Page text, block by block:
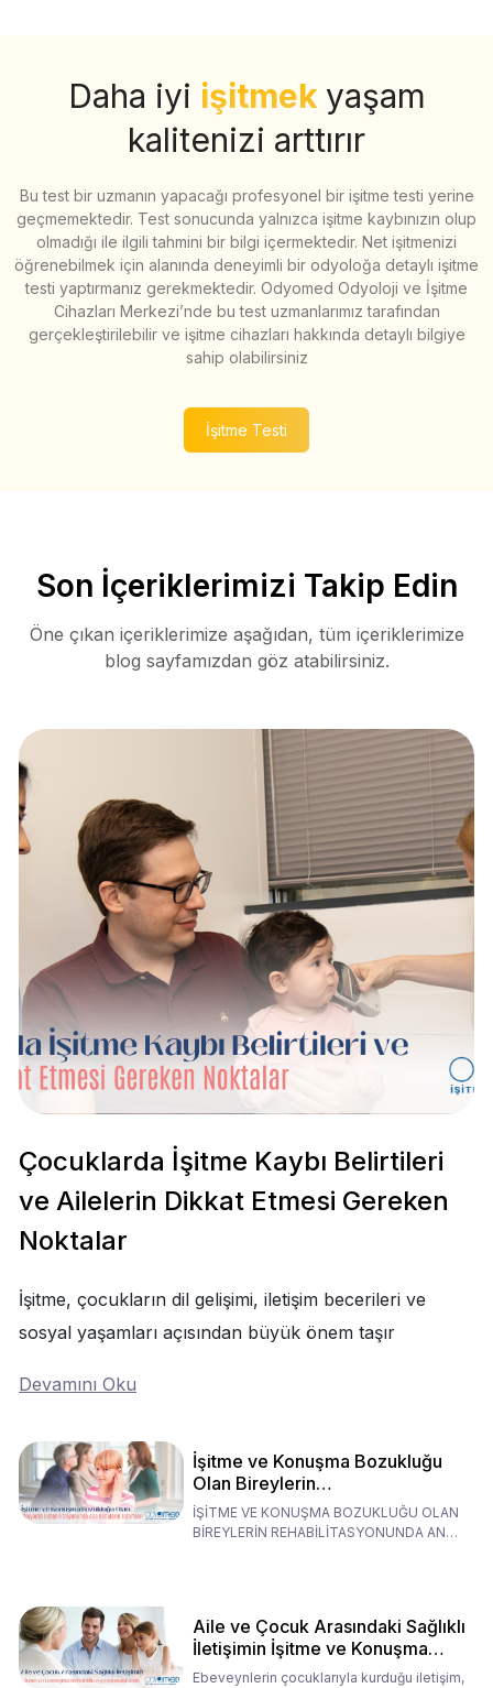
Daha iyi işitmek yaşam
kalitenizi arttırır
Bu test bir uzmanın yapacağı profesyonel bir işitme testi yerine
geçmemektedir. Test sonucunda yalnızca işitme kaybınızın olup
olmadığı ile ilgili tahmini bir bilgi içermektedir. Net işitmenizi
öğrenebilmek için alanında deneyimli bir odyoloğa detaylı işitme
testi yaptırmanız gerekmektedir. Odyomed Odyoloji ve İşitme
Cihazları Merkezi’nde bu test uzmanlarımız tarafından
gerçekleştirilebilir ve işitme cihazları hakkında detaylı bilgiye
sahip olabilirsiniz
İşitme Testi
Son İçeriklerimizi Takip Edin
Öne çıkan içeriklerimize aşağıdan, tüm içeriklerimize
blog sayfamızdan göz atabilirsiniz.
Çocuklarda İşitme Kaybı Belirtileri
ve Ailelerin Dikkat Etmesi Gereken
Noktalar
İşitme, çocukların dil gelişimi, iletişim becerileri ve
sosyal yaşamları açısından büyük önem taşır
Devamını Oku
İşitme ve Konuşma Bozukluğu
Olan Bireylerin
Rehabilitasyonunda Ana
Babaların Tutumları
İŞİTME VE KONUŞMA BOZUKLUĞU OLAN
BİREYLERİN REHABİLİTASYONUNDA ANA
Aile ve Çocuk Arasındaki Sağlıklı
İletişimin İşitme ve Konuşma
Rehabilitasyonundaki Rolü
Ebeveynlerin çocuklarıyla kurduğu iletişim,